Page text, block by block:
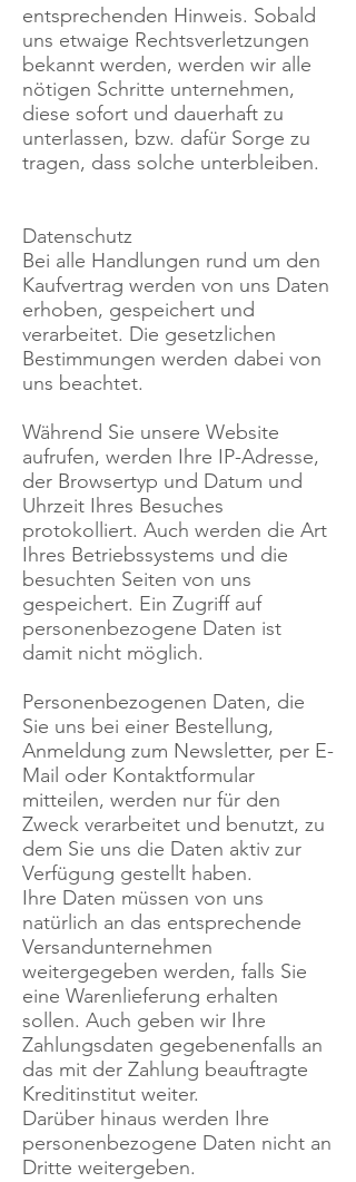
entsprechenden Hinweis. Sobald
uns etwaige Rechtsverletzungen
bekannt werden, werden wir alle
nötigen Schritte unternehmen,
diese sofort und dauerhaft zu
unterlassen, bzw. dafür Sorge zu
tragen, dass solche unterbleiben.
Datenschutz
Bei alle Handlungen rund um den
Kaufvertrag werden von uns Daten
erhoben, gespeichert und
verarbeitet. Die gesetzlichen
Bestimmungen werden dabei von
uns beachtet.
Während Sie unsere Website
aufrufen, werden Ihre IP-Adresse,
der Browsertyp und Datum und
Uhrzeit Ihres Besuches
protokolliert. Auch werden die Art
Ihres Betriebssystems und die
besuchten Seiten von uns
gespeichert. Ein Zugriff auf
personenbezogene Daten ist
damit nicht möglich.
Personenbezogenen Daten, die
Sie uns bei einer Bestellung,
Anmeldung zum Newsletter, per E-
Mail oder Kontaktformular
mitteilen, werden nur für den
Zweck verarbeitet und benutzt, zu
dem Sie uns die Daten aktiv zur
Verfügung gestellt haben.
Ihre Daten müssen von uns
natürlich an das entsprechende
Versandunternehmen
weitergegeben werden, falls Sie
eine Warenlieferung erhalten
sollen. Auch geben wir Ihre
Zahlungsdaten gegebenenfalls an
das mit der Zahlung beauftragte
Kreditinstitut weiter.
Darüber hinaus werden Ihre
personenbezogene Daten nicht an
Dritte weitergeben.